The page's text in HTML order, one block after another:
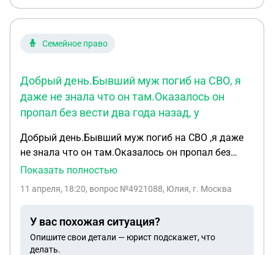
Семейное право
Добрый день.Бывший муж погиб на СВО, я
даже не знала что он там.Оказалось он
пропал без вести два года назад, у
Добрый день.Бывший муж погиб на СВО ,я даже
не знала что он там.Оказалось он пропал без
вести два года назад,у него новая жена и двое
суд о признании его погибшим .Пенсию по потере
без вести пропавшим или только с момента
подачи ?И какой размер этой пенсии?
Показать полностью
11 апреля, 18:20, вопрос №4921088, Юлия, г. Москва
У вас похожая ситуация?
Опишите свои детали — юрист подскажет, что
делать.